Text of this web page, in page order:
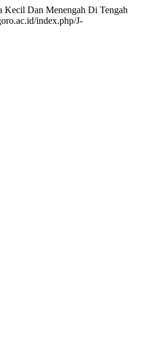
Kecil Dan Menengah Di Tengah
index.php/J-